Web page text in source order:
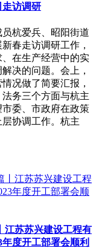
走访调研
杭爱兵、昭阳街道
春走访调研工作，
在生产经营中的实
决的问题。会上，
况做了简要汇报，
务三个方面与杭主
委、市政府在政策
协调工作。杭主
江苏苏兴建设工程有
度开工部署会顺利